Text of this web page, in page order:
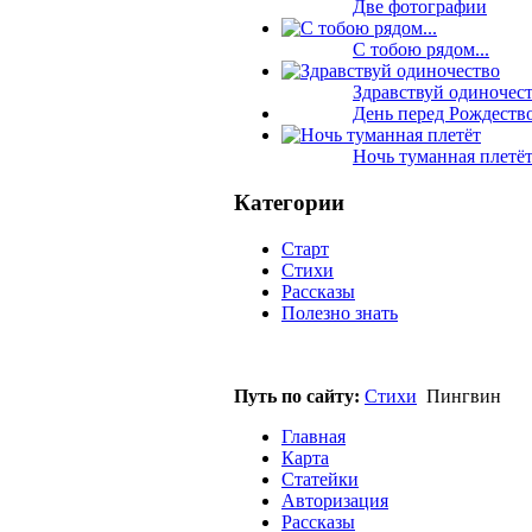
Две фотографии
C тобою рядом...
Здравствуй
День перед
Ночь туманная плетёт
Категории
Старт
Стихи
Рассказы
Полезно знать
Путь по сайту: Стихи Пингвин
Главная
Карта
Статейки
Авторизация
Рассказы